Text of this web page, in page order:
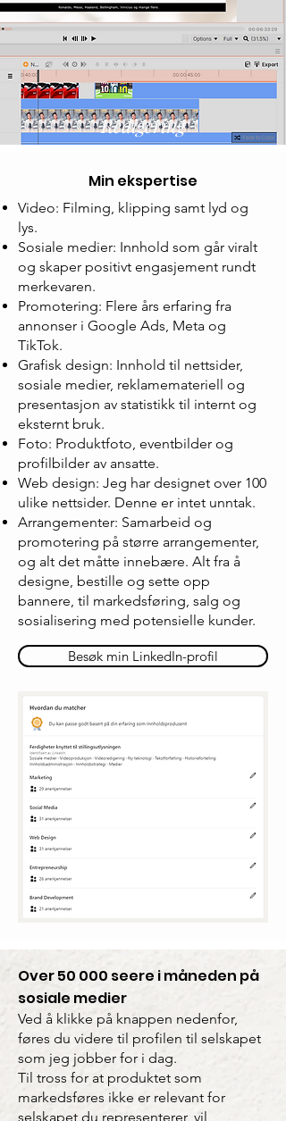
Redigering
Min ekspertise
Video: Filming, klipping samt lyd og
lys.
Sosiale medier: Innhold som går viralt
og skaper positivt engasjement rundt
merkevaren.
Promotering: Flere års erfaring fra
annonser i Google Ads, Meta og
TikTok.
Grafisk design: Innhold til nettsider,
sosiale medier, reklamemateriell og
presentasjon av statistikk til internt og
eksternt bruk.
Foto: Produktfoto, eventbilder og
profilbilder av ansatte.
Web design: Jeg har designet over 100
ulike nettsider. Denne er intet unntak.
Arrangementer: Samarbeid og
promotering på større arrangementer,
og alt det måtte innebære. Alt fra å
designe, bestille og sette opp
bannere, til markedsføring, salg og
sosialisering med potensielle kunder.
Besøk min LinkedIn-profil
Over 50 000 seere i måneden på
sosiale medier
Ved å klikke på knappen nedenfor,
føres du videre til profilen til selskapet
som jeg jobber for i dag.
Til tross for at produktet som
markedsføres ikke er relevant for
selskapet du representerer, vil